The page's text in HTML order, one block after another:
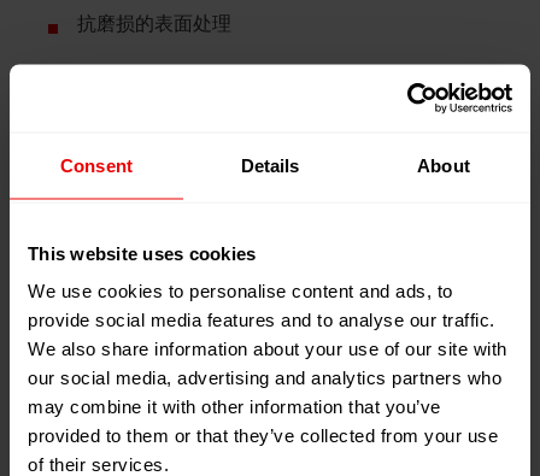
Consent Details About
This website uses cookies
We use cookies to personalise content and ads, to
provide social media features and to analyse our traffic.
We also share information about your use of our site with
our social media, advertising and analytics partners who
may combine it with other information that you’ve
provided to them or that they’ve collected from your use
of their services.
抗磨损的表面处理
技术参数
选项
ATEX-证书(II2GcT3)